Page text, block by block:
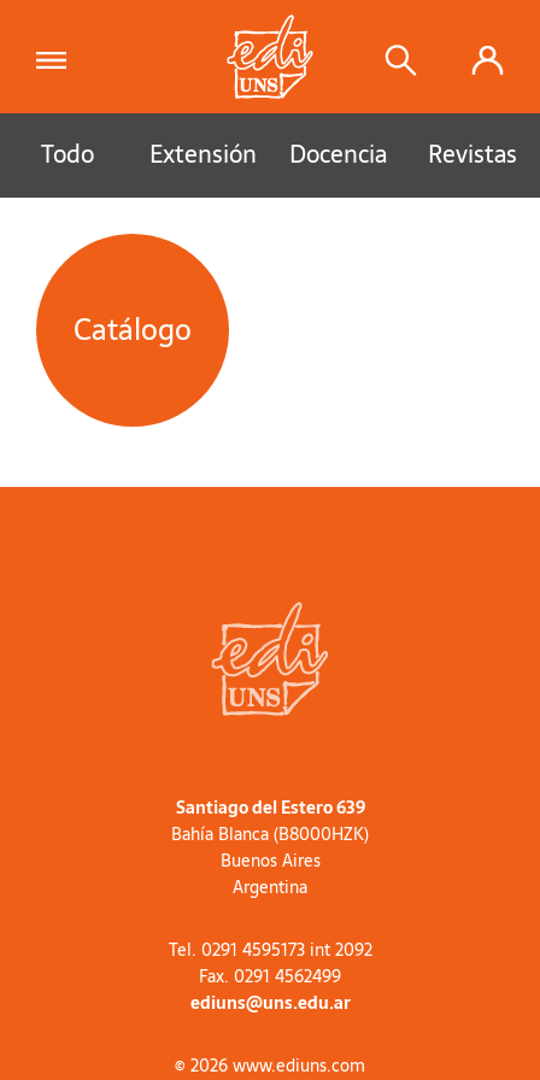
Todo Extensión Docencia Revistas
Catálogo
Santiago del Estero 639
Bahía Blanca (B8000HZK)
Buenos Aires
Argentina
Tel. 0291 4595173 int 2092
Fax. 0291 4562499
ediuns@uns.edu.ar
© 2026 www.ediuns.com